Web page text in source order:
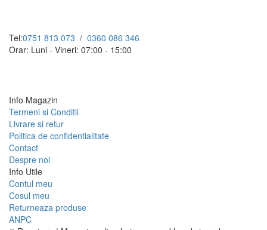
Tel:0751 813 073 / 0360 086 346
Orar: Luni - Vineri: 07:00 - 15:00
Info Magazin
Termeni si Conditii
Livrare si retur
Politica de confidentialitate
Contact
Despre noi
Info Utile
Contul meu
Cosul meu
Returneaza produse
ANPC